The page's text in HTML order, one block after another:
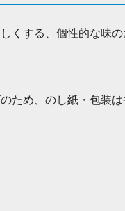
くする、個性的な味の
ため、のし紙・包装は